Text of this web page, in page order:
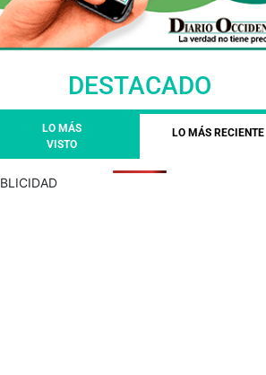
DESTACADO
LO MÁS
VISTO
LO MÁS RECIENTE